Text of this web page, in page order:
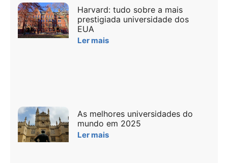
Harvard: tudo sobre a mais
prestigiada universidade dos
EUA
Ler mais
As melhores universidades do
mundo em 2025
Ler mais